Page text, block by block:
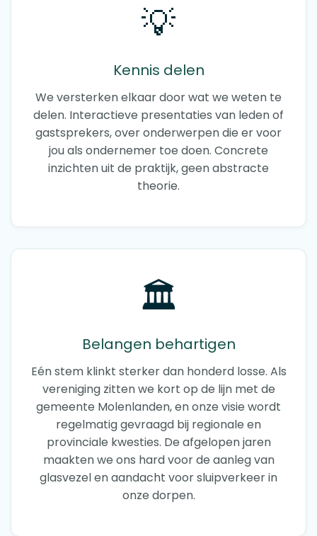
💡
Kennis delen
We versterken elkaar door wat we weten te
delen. Interactieve presentaties van leden of
gastsprekers, over onderwerpen die er voor
jou als ondernemer toe doen. Concrete
inzichten uit de praktijk, geen abstracte
theorie.
🏛️
Belangen behartigen
Eén stem klinkt sterker dan honderd losse. Als
vereniging zitten we kort op de lijn met de
gemeente Molenlanden, en onze visie wordt
regelmatig gevraagd bij regionale en
provinciale kwesties. De afgelopen jaren
maakten we ons hard voor de aanleg van
glasvezel en aandacht voor sluipverkeer in
onze dorpen.